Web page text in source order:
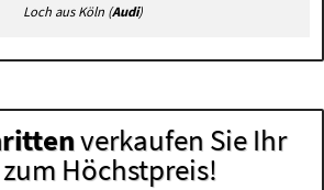
Loch aus Köln (Audi)
verkaufen Sie Ihr
Höchstpreis!